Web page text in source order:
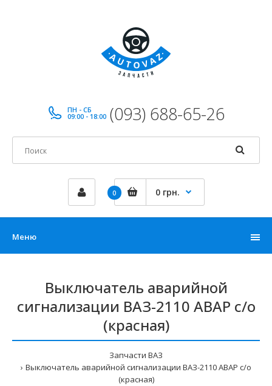
ПН - СБ
09:00 - 18:00 (093) 688-65-26
0 0 грн.
Меню
Выключатель аварийной
сигнализации ВАЗ-2110 АВАР с/о
(красная)
Запчасти ВАЗ
Выключатель аварийной сигнализации ВАЗ-2110 АВАР с/о
(красная)